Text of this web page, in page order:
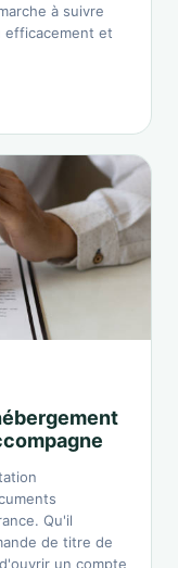
à suivre
efficacement et
Qu'il
de titre de
un compte